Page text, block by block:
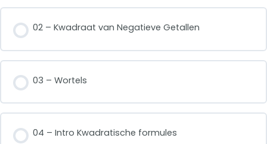
02 – Kwadraat van Negatieve Getallen
03 – Wortels
04 – Intro Kwadratische formules